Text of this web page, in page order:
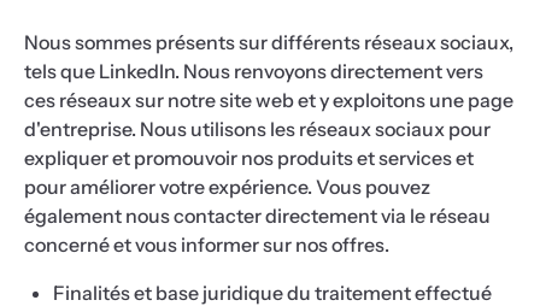
Nous sommes présents sur différents réseaux sociaux,
tels que LinkedIn. Nous renvoyons directement vers
ces réseaux sur notre site web et y exploitons une page
d'entreprise. Nous utilisons les réseaux sociaux pour
expliquer et promouvoir nos produits et services et
pour améliorer votre expérience. Vous pouvez
également nous contacter directement via le réseau
concerné et vous informer sur nos offres.
Finalités et base juridique du traitement effectué